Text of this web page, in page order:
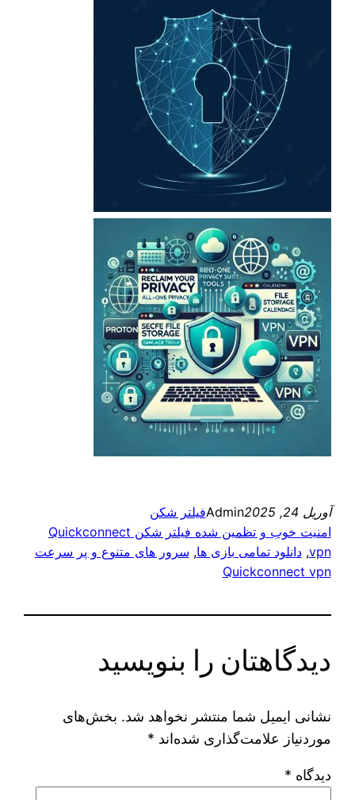
آوریل 24, 2025 Adminفیلتر شکن
امنیت خوب و تظمین شده فیلتر شکن Quickconnect
vpn
, دانلود تمامی بازی ها, سرور های متنوع و پر سرعت
Quickconnect vpn
دیدگاهتان را بنویسید
نشانی ایمیل شما منتشر نخواهد شد. بخش‌های
موردنیاز علامت‌گذاری شده‌اند *
دیدگاه *